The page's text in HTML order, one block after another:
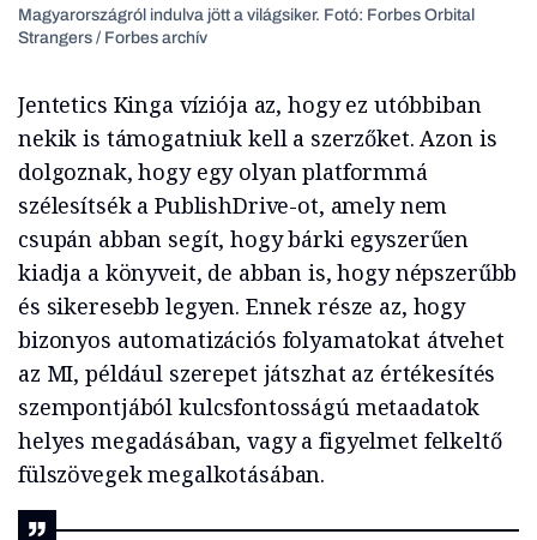
Magyarországról indulva jött a világsiker. Fotó: Forbes Orbital
Strangers / Forbes archív
Jentetics Kinga víziója az, hogy ez utóbbiban
nekik is támogatniuk kell a szerzőket. Azon is
dolgoznak, hogy egy olyan platformmá
szélesítsék a PublishDrive-ot, amely nem
csupán abban segít, hogy bárki egyszerűen
kiadja a könyveit, de abban is, hogy népszerűbb
és sikeresebb legyen. Ennek része az, hogy
bizonyos automatizációs folyamatokat átvehet
az MI, például szerepet játszhat az értékesítés
szempontjából kulcsfontosságú metaadatok
helyes megadásában, vagy a figyelmet felkeltő
fülszövegek megalkotásában.